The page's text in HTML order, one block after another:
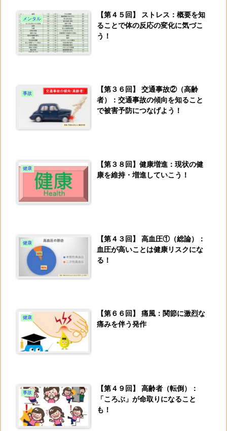
メンタル
【第４５回】 ストレス：概要を知
ることで体の反応の変化に気づこ
う！
事故
【第３６回】 交通事故②（高齢
者）：交通事故の傾向を知ること
で被害予防につなげよう！
健康
【第３８回】健康増進：現状の健
康を維持・増進していこう！
健康
【第４３回】 高血圧①（総論）：
血圧が高いことは健康リスクにな
る！
健康
【第６６回】 痛風：関節に激烈な
痛みを伴う発作
事故
【第４９回】 高齢者（転倒）：
「ころぶ」が命取りになること
も！